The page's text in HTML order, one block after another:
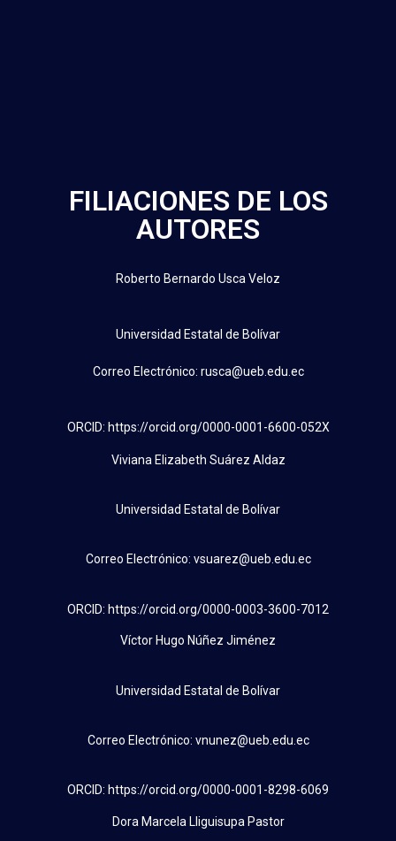
FILIACIONES DE LOS
AUTORES
Roberto Bernardo Usca Veloz
Universidad Estatal de Bolívar
Correo Electrónico: rusca@ueb.edu.ec
ORCID: https://orcid.org/0000-0001-6600-052X
Viviana Elizabeth Suárez Aldaz
Universidad Estatal de Bolívar
Correo Electrónico: vsuarez@ueb.edu.ec
ORCID: https://orcid.org/0000-0003-3600-7012
Víctor Hugo Núñez Jiménez
Universidad Estatal de Bolívar
Correo Electrónico: vnunez@ueb.edu.ec
ORCID: https://orcid.org/0000-0001-8298-6069
Dora Marcela Lliguisupa Pastor